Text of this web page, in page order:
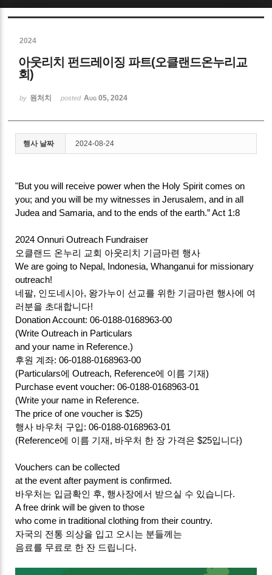
2024
아웃리치 펀드레이징 파트(오클랜드온누리교
회)
by 원처치 posted Aug 05, 2024
행사 날짜 2024-08-24
"But you will receive power when the Holy Spirit comes on
you; and you will be my witnesses in Jerusalem, and in all
Judea and Samaria, and to the ends of the earth.” Act 1:8
2024 Onnuri Outreach Fundraiser
오클랜드 온누리 교회 아웃리치 기금마련 행사
We are going to Nepal, Indonesia, Whanganui for missionary
outreach!
네팔, 인도네시아, 왕가누이 선교를 위한 기금마련 행사에 여
러분을 초대합니다!
Donation Account: 06-0188-0168963-00
(Write Outreach in Particulars
and your name in Reference.)
후원 계좌: 06-0188-0168963-00
(Particulars에 Outreach, Reference에 이름 기재)
Purchase event voucher: 06-0188-0168963-01
(Write your name in Reference.
The price of one voucher is $25)
행사 바우처 구입: 06-0188-0168963-01
(Reference에 이름 기재, 바우처 한 장 가격은 $25입니다)
Vouchers can be collected
at the event after payment is confirmed.
바우처는 입금확인 후, 행사장에서 받으실 수 있습니다.
A free drink will be given to those
who come in traditional clothing from their country.
자국의 전통 의상을 입고 오시는 분들께는
음료를 무료로 한 잔 드립니다.
Sketchbook5, 스케치북5
Sketchbook5, 스케치북5